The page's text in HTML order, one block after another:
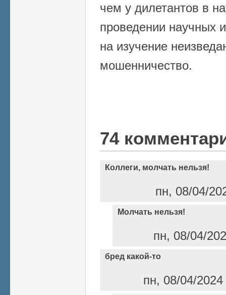
чем у дилетантов в
проведении научных
на изучение
мошенничество.
74
Коллеги, молчать нельзя!
пн, 08/04/
Молчать нельзя!
пн, 08/04/
бред какой-то
пн, 08/04/